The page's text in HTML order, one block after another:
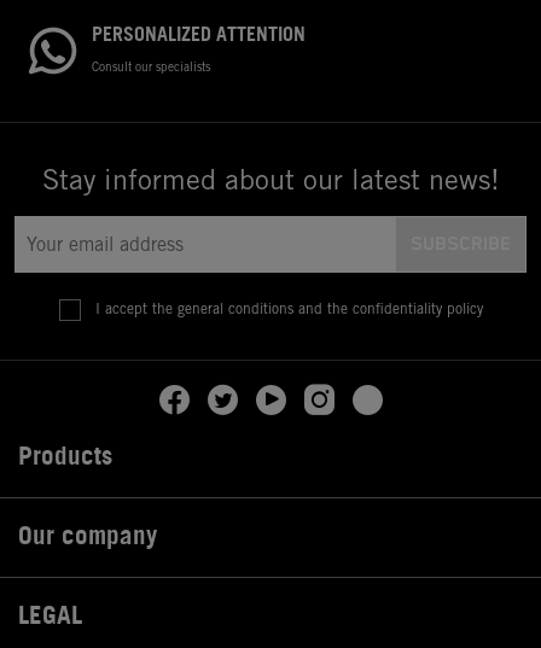
PERSONALIZED ATTENTION
Consult our specialists
Stay informed about our latest news!
I accept the general conditions and the confidentiality policy
Products
Our company
LEGAL